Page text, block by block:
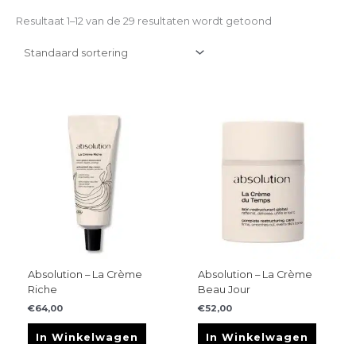
Resultaat 1–12 van de 29 resultaten wordt getoond
Absolution – La Crème
Riche
€64,00
In Winkelwagen
Absolution – La Crème
Beau Jour
€52,00
In Winkelwagen